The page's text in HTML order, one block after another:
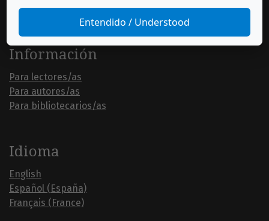
Información
Para lectores/as
Para autores/as
Para bibliotecarios/as
Idioma
English
Español (España)
Français (France)
Entendido / Understood